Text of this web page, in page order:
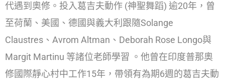
代遇到奧修。投入葛吉夫動作 (神聖舞蹈) 逾20年，曾
至荷蘭、美國、德國與義大利跟隨Solange
Claustres、Avrom Altman、Deborah Rose Longo與
Margit Martinu 等諸位老師學習 。他曾在印度普那奧
修國際靜心村中工作15年，帶領有為期6週的葛吉夫動